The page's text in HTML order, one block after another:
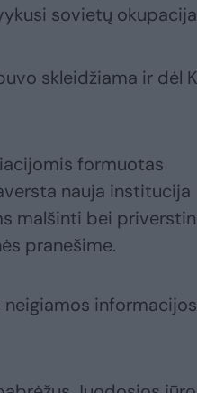
sovietų
skleidžiama ir dėl
formuotas
nauja institucija
malšinti bei
pranešime.
informacijos